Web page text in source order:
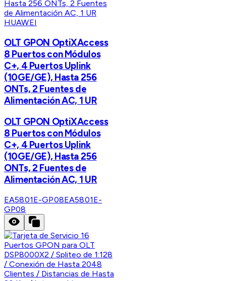
HUAWEI
OLT GPON OptiXAccess
8 Puertos con Módulos
C+, 4 Puertos Uplink
(10GE/GE), Hasta 256
ONTs, 2 Fuentes de
Alimentación AC, 1 UR
OLT GPON OptiXAccess
8 Puertos con Módulos
C+, 4 Puertos Uplink
(10GE/GE), Hasta 256
ONTs, 2 Fuentes de
Alimentación AC, 1 UR
EA5801E-GP08EA5801E-
GP08